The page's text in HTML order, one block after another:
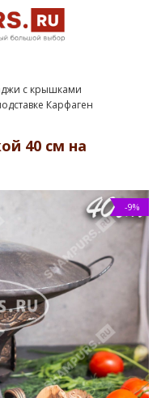
с крышками
Карфаген
40 см на
-9%